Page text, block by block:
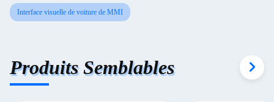
Interface visuelle de voiture de MMI
Produits Semblables